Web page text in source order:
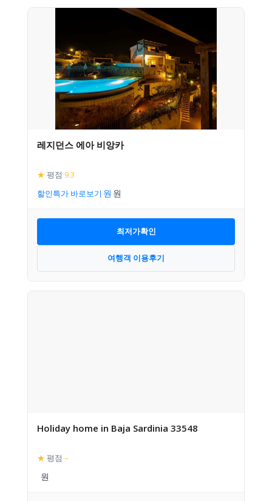
레지던스 에아 비앙카
★ 평점 9.3
할인특가 바로보기
최저가확인
여행객 이용후기
Holiday home in Baja Sardinia 33548
★ 평점 –